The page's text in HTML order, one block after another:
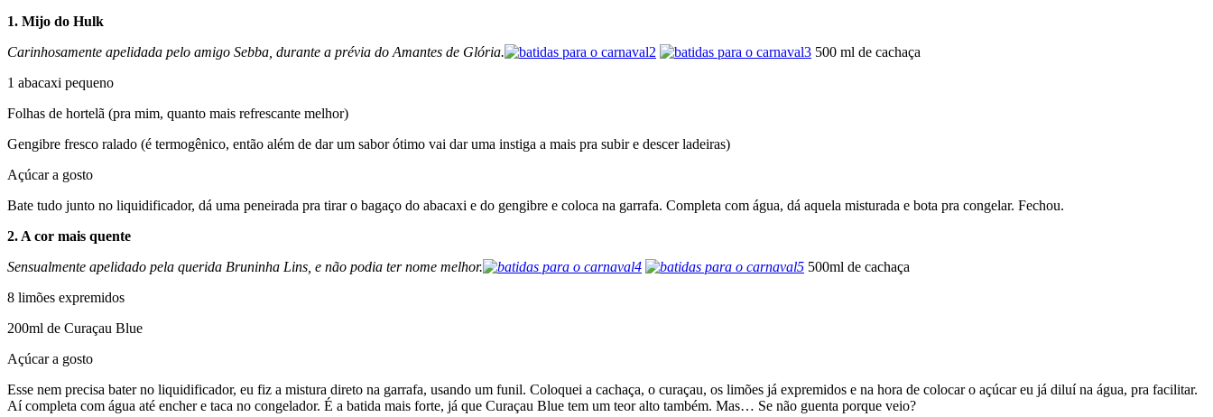
1. Mijo do Hulk
Carinhosamente apelidada pelo amigo Sebba, durante a prévia do Amantes de Glória.
500 ml de cachaça
1 abacaxi pequeno
Folhas de hortelã (pra mim, quanto mais refrescante melhor)
Gengibre fresco ralado (é termogênico, então além de dar um sabor ótimo vai dar uma instiga a mais pra subir e descer ladeiras)
Açúcar a gosto
Bate tudo junto no liquidificador, dá uma peneirada pra tirar o bagaço do abacaxi e do gengibre e coloca na garrafa. Completa com água, dá aquela misturada e bota pra congelar. Fechou.
2. A cor mais quente
Sensualmente apelidado pela querida Bruninha Lins, e não podia ter nome melhor.
500ml de cachaça
8 limões expremidos
200ml de Curaçau Blue
Açúcar a gosto
Esse nem precisa bater no liquidificador, eu fiz a mistura direto na garrafa, usando um funil. Coloquei a cachaça, o curaçau, os limões já expremidos e na hora de colocar o açúcar eu já diluí na água, pra facilitar.
Aí completa com água até encher e taca no congelador. É a batida mais forte, já que Curaçau Blue tem um teor alto também. Mas… Se não guenta porque veio?